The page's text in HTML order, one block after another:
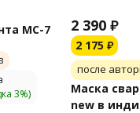
МС-7
3%)
2 390 ₽
2 175 ₽
после
Маска
new в